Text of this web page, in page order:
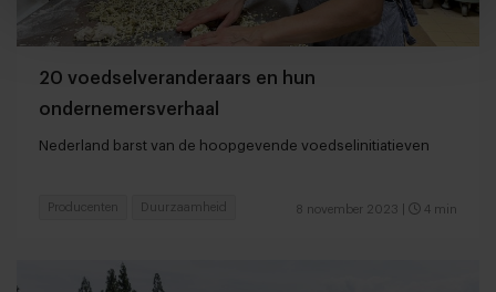
20 voedselveranderaars en hun
ondernemersverhaal
Nederland barst van de hoopgevende voedselinitiatieven
8 november 2023 4 min
Producenten Duurzaamheid